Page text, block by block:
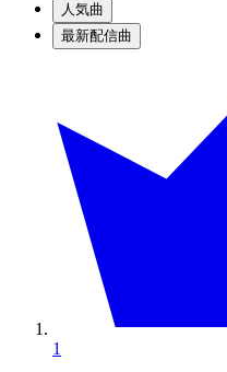
人気曲
最新配信曲
1